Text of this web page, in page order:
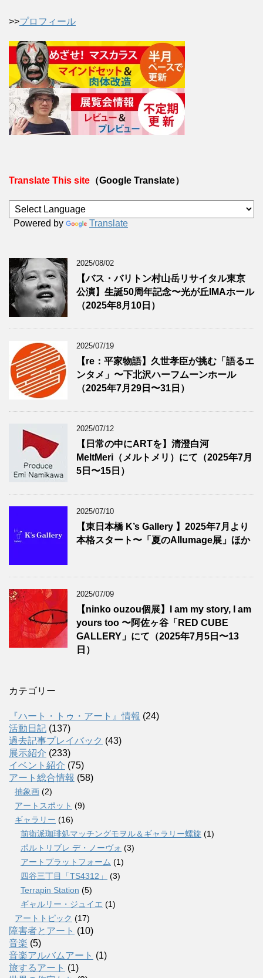
>>プロフィール
Translate This site （Google Translate）
Powered by Translate
2025/08/02
【バス・バリトン村山岳リサイタル東京
公演】生誕50周年記念〜光が丘IMAホール
（2025年8月10日）
2025/07/19
【re：平家物語】久世孝臣が挑む「語るエ
ンタメ」〜下北沢ハーフムーンホール
（2025年7月29日〜31日）
2025/07/12
【日常の中にARTを】清澄白河
MeltMeri（メルトメリ）にて（2025年7月
5日〜15日）
2025/07/10
【東日本橋 K’s Gallery 】2025年7月より
本格スタート〜「夏のAllumage展」ほか
2025/07/09
【ninko ouzou個展】I am my story, I am
yours too 〜阿佐ヶ谷「RED CUBE
GALLERY」にて（2025年7月5日〜13
日）
カテゴリー
『ハート・トゥ・アート』情報 (24)
活動日記 (137)
過去記事プレイバック (43)
展示紹介 (233)
イベント紹介 (75)
アート総合情報 (58)
抽象画 (2)
アートスポット (9)
ギャラリー (16)
前衛派珈琲処マッチングモヲル＆ギャラリー螺旋 (1)
ポルトリブレ デ・ノーヴォ (3)
アートプラットフォーム (1)
四谷三丁目「TS4312」
(3)
Terrapin Station (5)
ギャルリー・ジュイエ (1)
アートトピック (17)
障害者とアート (10)
音楽 (5)
音楽アルバムアート (1)
旅するアート (1)